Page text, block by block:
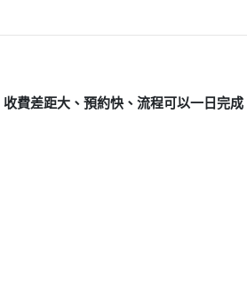
收費差距大、預約快、流程可以一日完成